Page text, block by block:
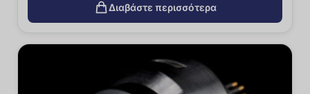
Διαβάστε περισσότερα